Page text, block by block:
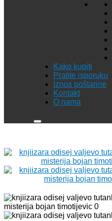
Kako kupiti
Pratite isporuku
Iznos poštarine
Kontakt
O nama